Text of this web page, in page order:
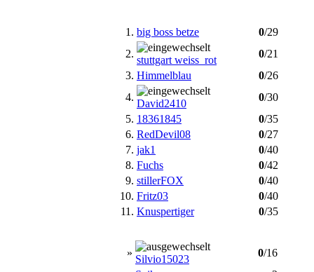
1. big boss betze 0/29
2.
stuttgart weiss_rot
0/21
3. Himmelblau 0/26
4.
David2410
0/30
5. 18361845 0/35
6. RedDevil08 0/27
7. jak1 0/40
8. Fuchs 0/42
9. stillerFOX 0/40
10. Fritz03 0/40
11. Knuspertiger 0/35
»
Silvio15023
0/16